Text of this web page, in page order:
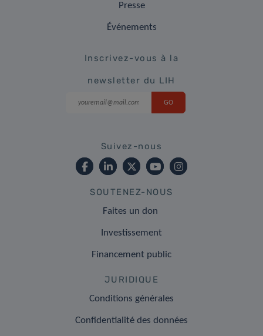
Presse
Événements
Inscrivez-vous à la
newsletter du LIH
Suivez-nous
SOUTENEZ-NOUS
Faites un don
Investissement
Financement public
JURIDIQUE
Conditions générales
Confidentialité des données